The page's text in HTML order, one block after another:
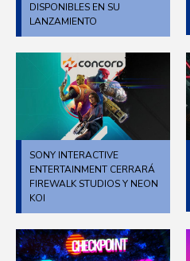
DISPONIBLES EN SU
LANZAMIENTO
SONY INTERACTIVE
ENTERTAINMENT CERRARÁ
FIREWALK STUDIOS Y NEON
KOI